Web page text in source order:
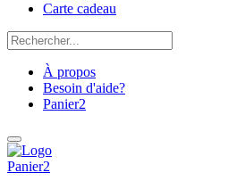
Carte cadeau
À propos
Besoin d'aide?
Panier2
Panier2